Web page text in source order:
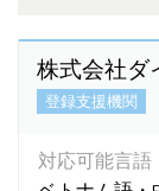
株式会社ダ
登録支援機関
対応可能言語